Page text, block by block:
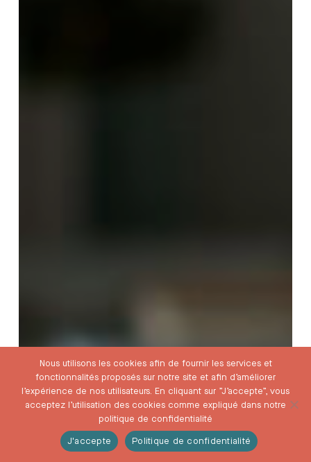
Nous utilisons les cookies afin de fournir les services et
fonctionnalités proposés sur notre site et afin d’améliorer
l’expérience de nos utilisateurs. En cliquant sur ”J’accepte”, vous
acceptez l’utilisation des cookies comme expliqué dans notre
politique de confidentialité
J'accepte Politique de confidentialité